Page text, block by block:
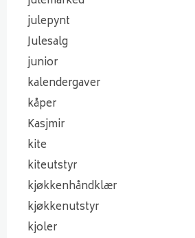
julepynt
Julesalg
junior
kalendergaver
kåper
Kasjmir
kite
kiteutstyr
kjøkkenhåndklær
kjøkkenutstyr
kjoler